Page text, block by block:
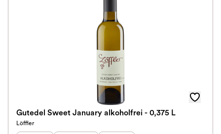
Gutedel Sweet January alkoholfrei - 0,375 L
Löffler